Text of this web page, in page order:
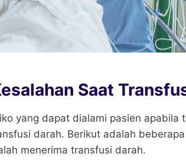
Saat
yang dapat dialami pasien apabila
darah. Berikut adalah
menerima transfusi darah.